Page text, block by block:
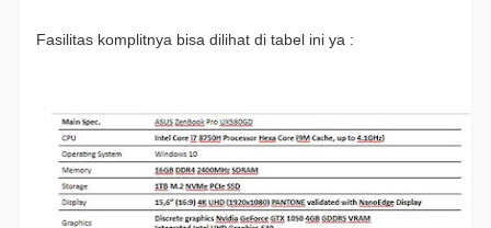
Fasilitas komplitnya bisa dilihat di tabel ini ya :